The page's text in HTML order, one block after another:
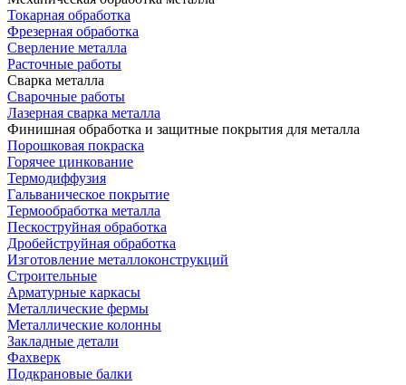
Токарная обработка
Фрезерная обработка
Сверление металла
Расточные работы
Сварка металла
Сварочные работы
Лазерная сварка металла
Финишная обработка и защитные покрытия для металла
Порошковая покраска
Горячее цинкование
Термодиффузия
Гальваническое покрытие
Термообработка металла
Пескоструйная обработка
Дробейструйная обработка
Изготовление металлоконструкций
Строительные
Арматурные каркасы
Металлические фермы
Металлические колонны
Закладные детали
Фахверк
Подкрановые балки